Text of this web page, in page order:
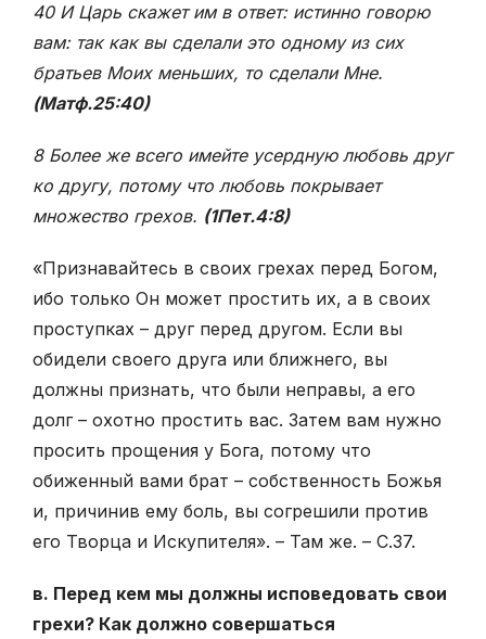
40 И Царь скажет им в ответ: истинно говорю
вам: так как вы сделали это одному из сих
братьев Моих меньших, то сделали Мне.
(Матф.25:40)
8 Более же всего имейте усердную любовь друг
ко другу, потому что любовь покрывает
множество грехов. (1Пет.4:8)
«Признавайтесь в своих грехах перед Богом,
ибо только Он может простить их, а в своих
проступках – друг перед другом. Если вы
обидели своего друга или ближнего, вы
должны признать, что были неправы, а его
долг – охотно простить вас. Затем вам нужно
просить прощения у Бога, потому что
обиженный вами брат – собственность Божья
и, причинив ему боль, вы согрешили против
его Творца и Искупителя». – Там же. – С.37.
в. Перед кем мы должны исповедовать свои
грехи? Как должно совершаться